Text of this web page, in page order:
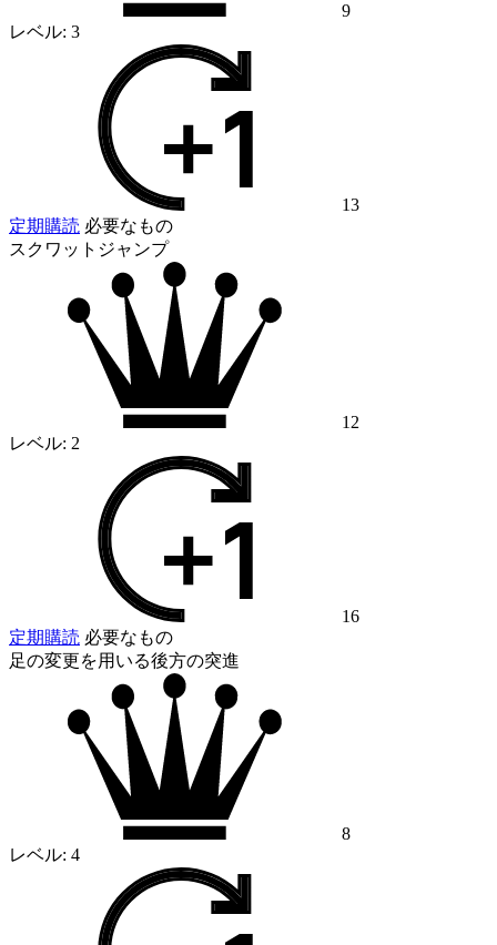
9
レベル: 3
13
定期購読 必要なもの
スクワットジャンプ
12
レベル: 2
16
定期購読 必要なもの
足の変更を用いる後方の突進
8
レベル: 4